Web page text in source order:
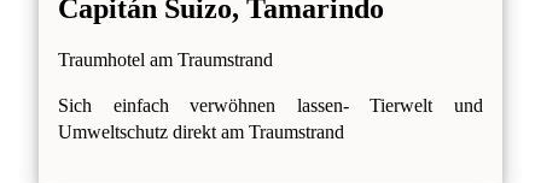
Capitán Suizo, Tamarindo
Traumhotel am Traumstrand
Sich einfach verwöhnen lassen- Tierwelt und
Umweltschutz direkt am Traumstrand